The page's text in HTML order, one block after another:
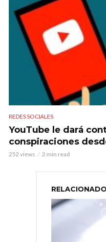
REDES SOCIALES
YouTube le dará
conspiraciones
252 views 2 min read